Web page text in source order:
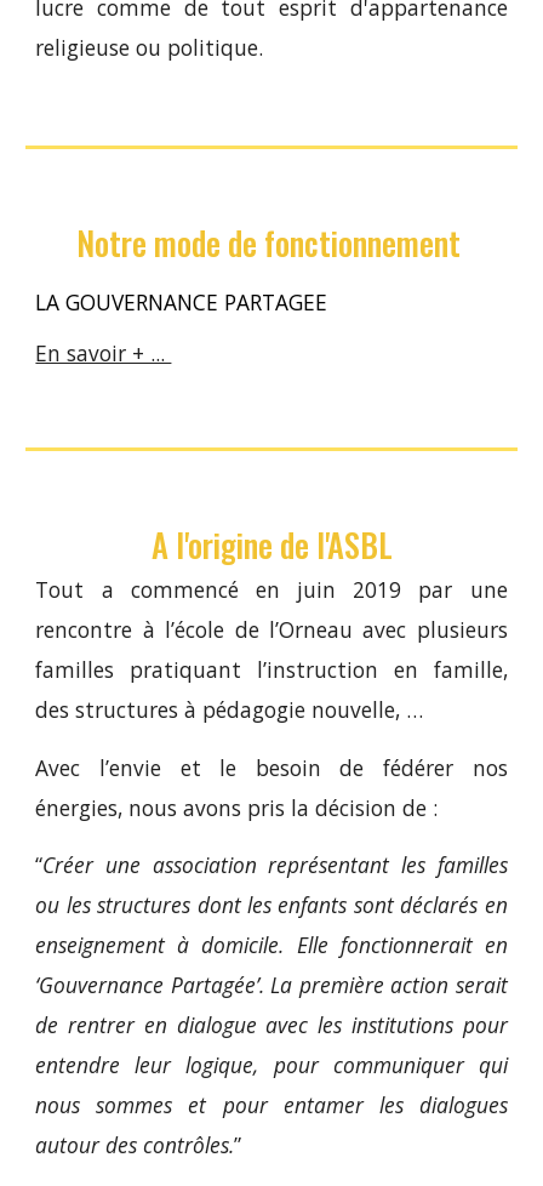
lucre comme de tout esprit d'appartenance
religieuse ou politique.
Notre mode de fonctionnement
LA GOUVERNANCE PARTAGEE
En savoir + ...
A l'origine de l'ASBL
Tout a commencé en juin 2019 par une
rencontre à l’école de l’Orneau avec plusieurs
familles pratiquant l’instruction en famille,
des structures à pédagogie nouvelle, …
Avec l’envie et le besoin de fédérer nos
énergies, nous avons pris la décision de :
“Créer une association représentant les familles
ou les structures dont les enfants sont déclarés en
enseignement à domicile. Elle fonctionnerait en
‘Gouvernance Partagée’. La première action serait
de rentrer en dialogue avec les institutions pour
entendre leur logique, pour communiquer qui
nous sommes et pour entamer les dialogues
autour des contrôles.”